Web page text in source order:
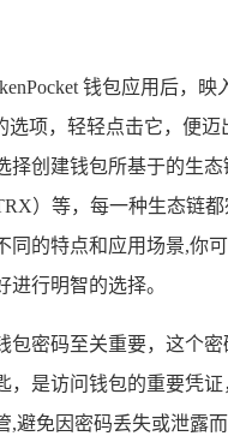
钱包应用后，映
选项，轻轻点击它，便迈
择创建钱包所基于的生
）等，每一种生态链
同的特点和应用场景,你
进行明智的选择。
包密码至关重要，这个
，是访问钱包的重要凭
,避免因密码丢失或泄露